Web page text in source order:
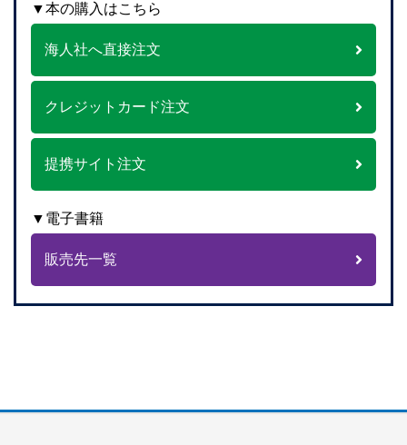
▼本の購入はこちら
海人社へ直接注文
クレジットカード注文
提携サイト注文
▼電子書籍
販売先一覧